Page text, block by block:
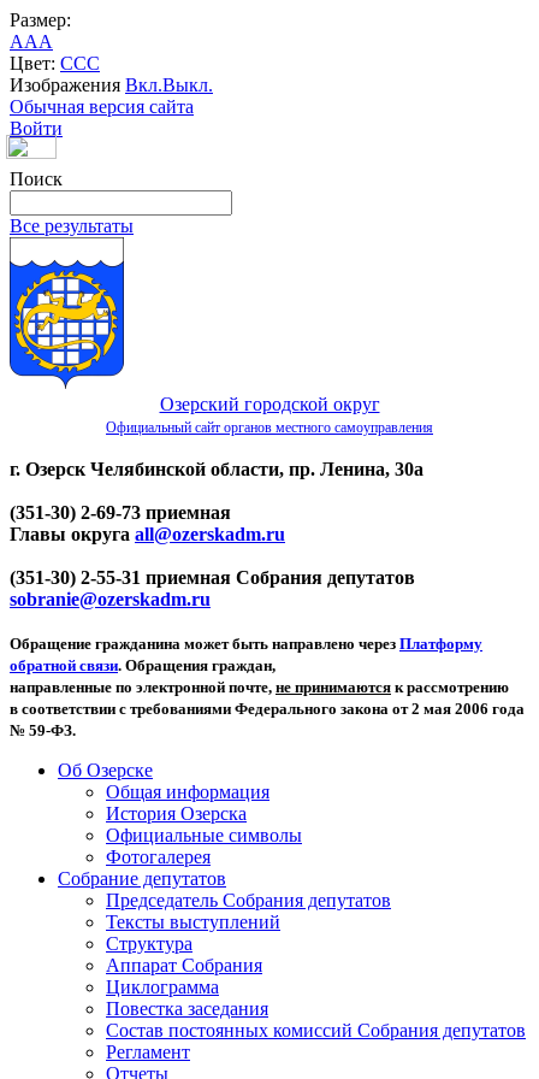
Размер:
AAA
Цвет: CCC
Изображения Вкл.Выкл.
Обычная версия сайта
Войти
Поиск
Все результаты
Озерский городской округ
Официальный сайт органов местного самоуправления
г. Озерск Челябинской области, пр. Ленина, 30а
(351-30) 2-69-73 приемная
Главы округа all@ozerskadm.ru
(351-30) 2-55-31 приемная Собрания депутатов
sobranie@ozerskadm.ru
Обращение гражданина может быть направлено через Платформу
обратной связи. Обращения граждан,
направленные по электронной почте, не принимаются к рассмотрению
в соответствии с требованиями Федерального закона от 2 мая 2006 года
№ 59-ФЗ.
Об Озерске
Общая информация
История Озерска
Официальные символы
Фотогалерея
Собрание депутатов
Председатель Собрания депутатов
Тексты выступлений
Структура
Аппарат Собрания
Циклограмма
Повестка заседания
Состав постоянных комиссий Собрания депутатов
Регламент
Отчеты